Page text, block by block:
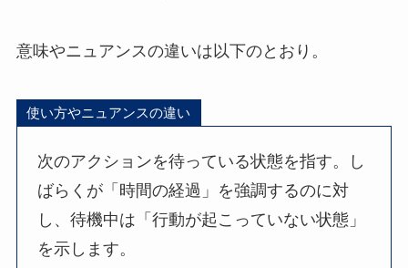
意味やニュアンスの違いは以下のとおり。
使い方やニュアンスの違い
次のアクションを待っている状態を指す。し
ばらくが「時間の経過」を強調するのに対
し、待機中は「行動が起こっていない状態」
を示します。